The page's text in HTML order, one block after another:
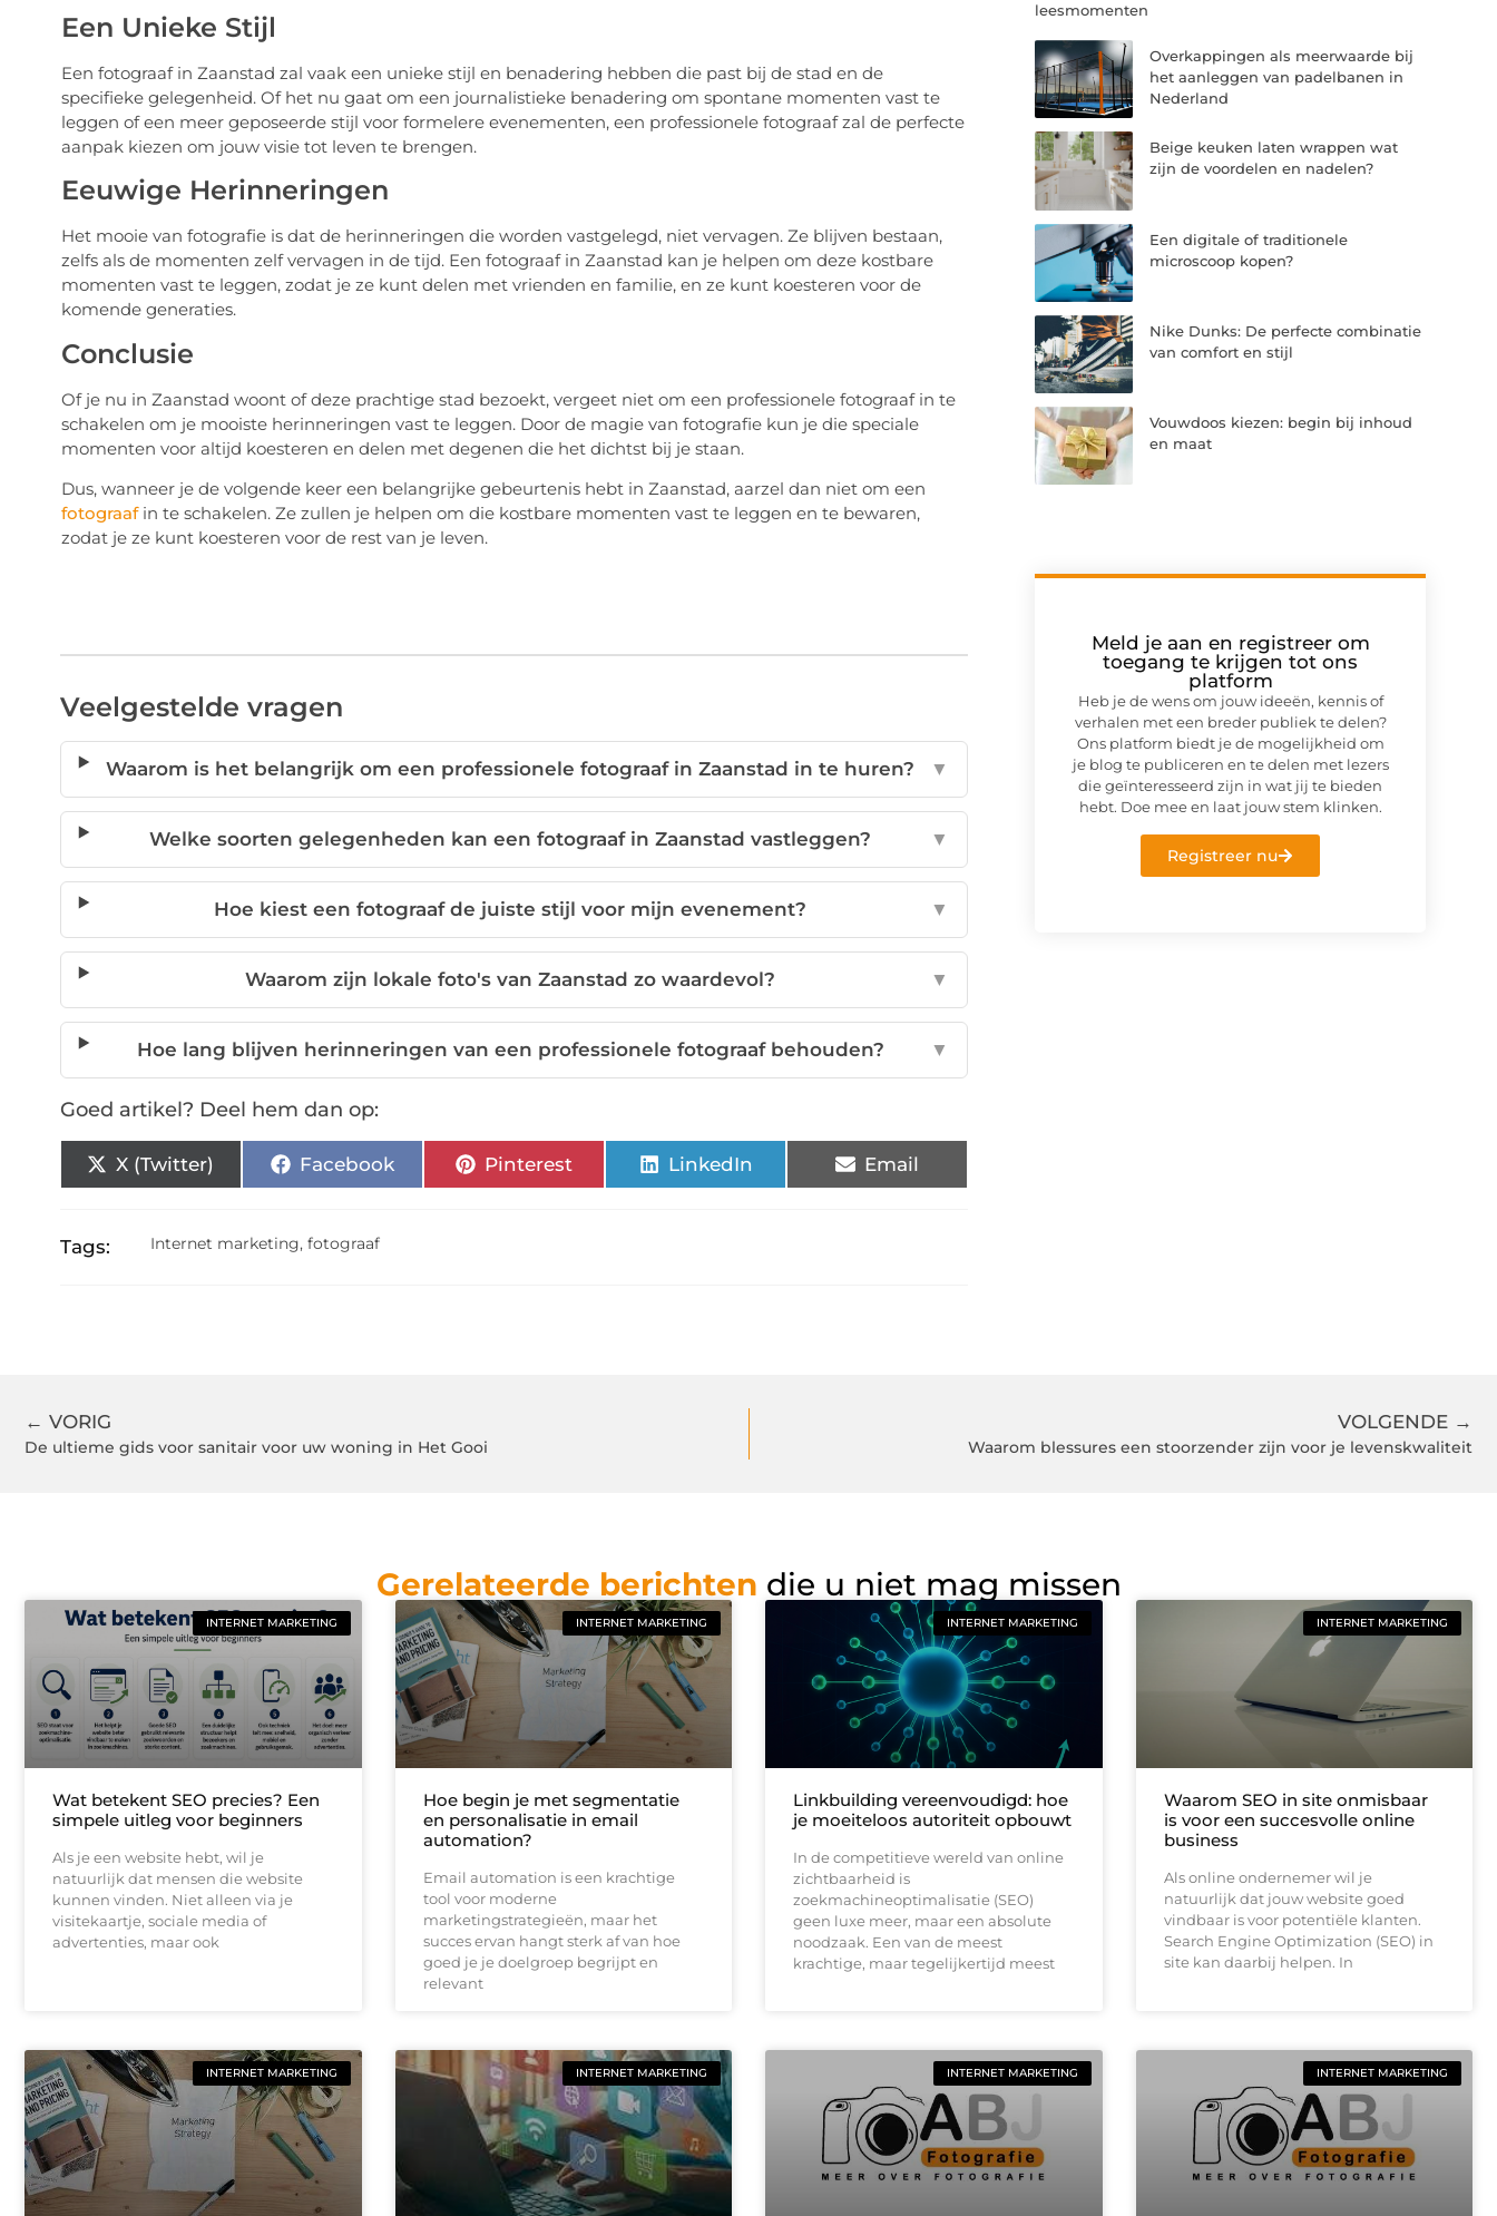
Een Unieke Stijl
Een fotograaf in Zaanstad zal vaak een unieke stijl en benadering hebben die past bij de stad en de
specifieke gelegenheid. Of het nu gaat om een journalistieke benadering om spontane momenten vast te
leggen of een meer geposeerde stijl voor formelere evenementen, een professionele fotograaf zal de perfecte
aanpak kiezen om jouw visie tot leven te brengen.
Eeuwige Herinneringen
Het mooie van fotografie is dat de herinneringen die worden vastgelegd, niet vervagen. Ze blijven bestaan,
zelfs als de momenten zelf vervagen in de tijd. Een fotograaf in Zaanstad kan je helpen om deze kostbare
momenten vast te leggen, zodat je ze kunt delen met vrienden en familie, en ze kunt koesteren voor de
komende generaties.
Conclusie
Of je nu in Zaanstad woont of deze prachtige stad bezoekt, vergeet niet om een professionele fotograaf in te
schakelen om je mooiste herinneringen vast te leggen. Door de magie van fotografie kun je die speciale
momenten voor altijd koesteren en delen met degenen die het dichtst bij je staan.
Dus, wanneer je de volgende keer een belangrijke gebeurtenis hebt in Zaanstad, aarzel dan niet om een
fotograafin te schakelen. Ze zullen je helpen om die kostbare momenten vast te leggen en te bewaren,
zodat je ze kunt koesteren voor de rest van je leven.
Veelgestelde vragen
Waarom is het belangrijk om een professionele fotograaf in Zaanstad in te huren? ▼
Welke soorten gelegenheden kan een fotograaf in Zaanstad vastleggen? ▼
Hoe kiest een fotograaf de juiste stijl voor mijn evenement? ▼
Waarom zijn lokale foto's van Zaanstad zo waardevol? ▼
Hoe lang blijven herinneringen van een professionele fotograaf behouden? ▼
Goed artikel? Deel hem dan op:
X (Twitter) Facebook Pinterest LinkedIn Email
Tags: Internet marketing,fotograaf
leesmomenten
Overkappingen als meerwaarde bij
het aanleggen van padelbanen in
Nederland
Beige keuken laten wrappen wat
zijn de voordelen en nadelen?
Een digitale of traditionele
microscoop kopen?
Nike Dunks: De perfecte combinatie
van comfort en stijl
Vouwdoos kiezen: begin bij inhoud
en maat
Meld je aan en registreer om
toegang te krijgen tot ons
platform
Heb je de wens om jouw ideeën, kennis of
verhalen met een breder publiek te delen?
Ons platform biedt je de mogelijkheid om
je blog te publiceren en te delen met lezers
die geïnteresseerd zijn in wat jij te bieden
hebt. Doe mee en laat jouw stem klinken.
Registreer nu
← VORIG
De ultieme gids voor sanitair voor uw woning in Het Gooi
VOLGENDE →
Waarom blessures een stoorzender zijn voor je levenskwaliteit
Gerelateerde berichten die u niet mag missen
INTERNET MARKETING
Wat betekent SEO precies? Een
simpele uitleg voor beginners
Als je een website hebt, wil je
natuurlijk dat mensen die website
kunnen vinden. Niet alleen via je
visitekaartje, sociale media of
advertenties, maar ook
INTERNET MARKETING
Hoe begin je met segmentatie
en personalisatie in email
automation?
Email automation is een krachtige
tool voor moderne
marketingstrategieën, maar het
succes ervan hangt sterk af van hoe
goed je je doelgroep begrijpt en
relevant
INTERNET MARKETING
Linkbuilding vereenvoudigd: hoe
je moeiteloos autoriteit opbouwt
In de competitieve wereld van online
zichtbaarheid is
zoekmachineoptimalisatie (SEO)
geen luxe meer, maar een absolute
noodzaak. Een van de meest
krachtige, maar tegelijkertijd meest
INTERNET MARKETING
Waarom SEO in site onmisbaar
is voor een succesvolle online
business
Als online ondernemer wil je
natuurlijk dat jouw website goed
vindbaar is voor potentiële klanten.
Search Engine Optimization (SEO) in
site kan daarbij helpen. In
INTERNET MARKETING INTERNET MARKETING INTERNET MARKETING INTERNET MARKETING